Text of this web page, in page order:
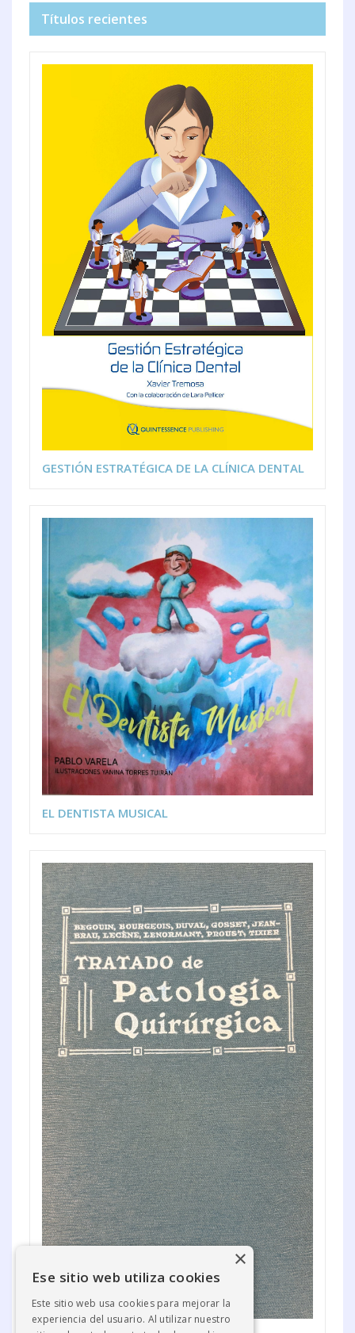
Títulos recientes
GESTIÓN ESTRATÉGICA DE LA CLÍNICA DENTAL
EL DENTISTA MUSICAL
×
Ese sitio web utiliza cookies
Este sitio web usa cookies para mejorar la
experiencia del usuario. Al utilizar nuestro